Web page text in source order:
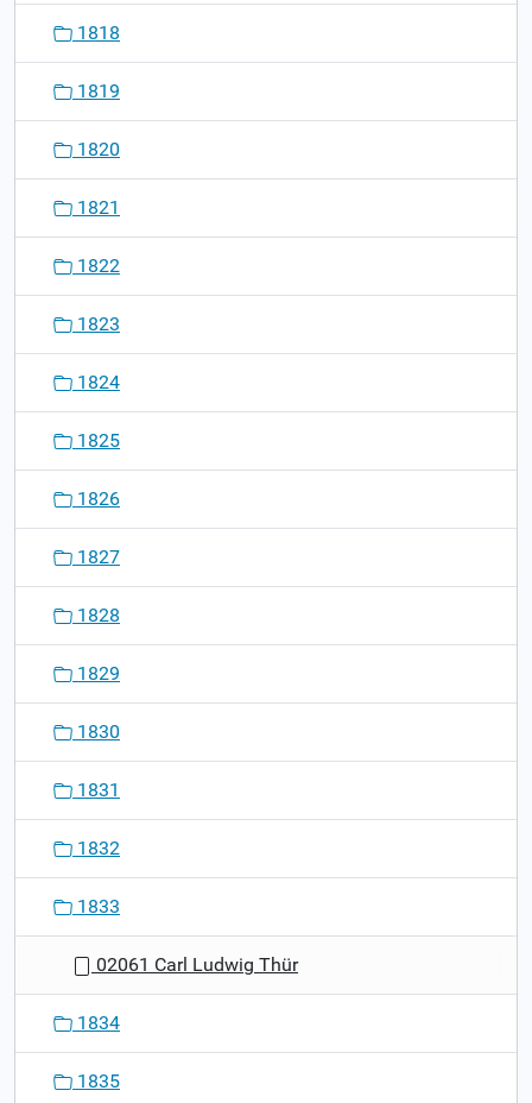
1818
1819
1820
1821
1822
1823
1824
1825
1826
1827
1828
1829
1830
1831
1832
1833
02061 Carl Ludwig Thür
1834
1835